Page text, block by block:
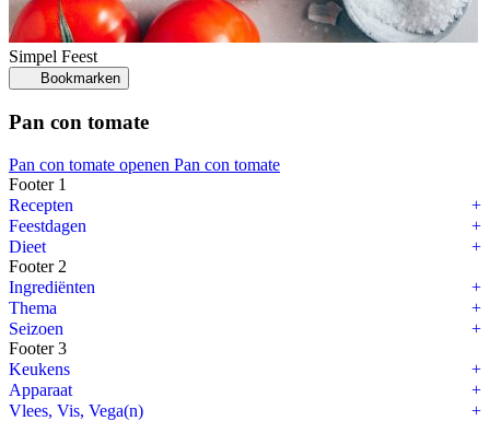
Simpel Feest
Bookmarken
Pan con tomate
Pan con tomate openen Pan con tomate
Footer 1
Recepten
Feestdagen
Dieet
Footer 2
Ingrediënten
Thema
Seizoen
Footer 3
Keukens
Apparaat
Vlees, Vis, Vega(n)